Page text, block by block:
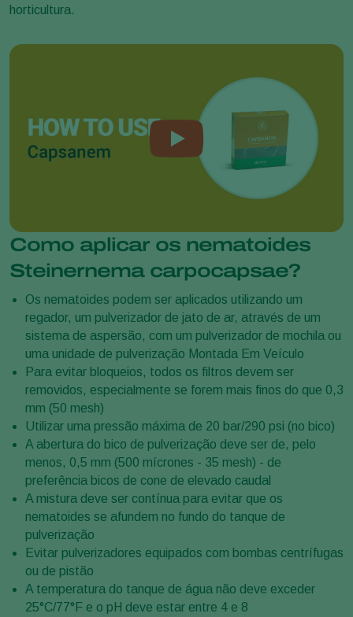
horticultura.
Como aplicar os nematoides
Steinernema carpocapsae?
Os nematoides podem ser aplicados utilizando um
regador, um pulverizador de jato de ar, através de um
sistema de aspersão, com um pulverizador de mochila ou
uma unidade de pulverização Montada Em Veículo
Para evitar bloqueios, todos os filtros devem ser
removidos, especialmente se forem mais finos do que 0,3
mm (50 mesh)
Utilizar uma pressão máxima de 20 bar/290 psi (no bico)
A abertura do bico de pulverização deve ser de, pelo
menos, 0,5 mm (500 mícrones - 35 mesh) - de
preferência bicos de cone de elevado caudal
A mistura deve ser contínua para evitar que os
nematoides se afundem no fundo do tanque de
pulverização
Evitar pulverizadores equipados com bombas centrífugas
ou de pistão
A temperatura do tanque de água não deve exceder
25°C/77°F e o pH deve estar entre 4 e 8